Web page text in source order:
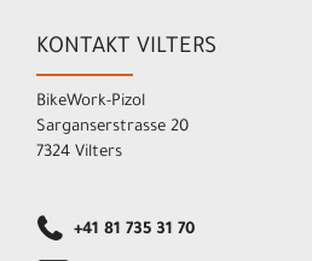
KONTAKT VILTERS
BikeWork-Pizol
Sarganserstrasse 20
7324 Vilters
+41 81 735 31 70